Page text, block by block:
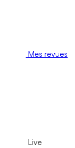
Mes revues
Live